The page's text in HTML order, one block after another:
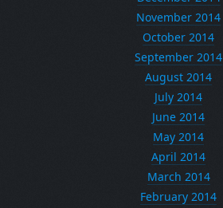
November 2014
October 2014
September 2014
August 2014
July 2014
June 2014
May 2014
April 2014
March 2014
February 2014